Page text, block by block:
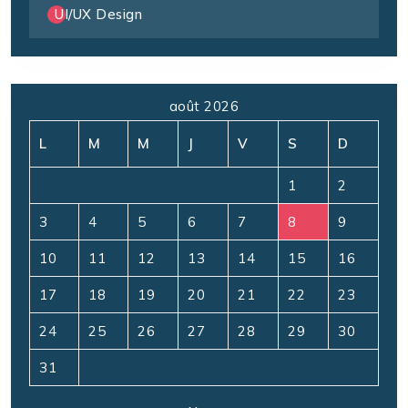
UI/UX Design
août 2026
L M M J V S D
1 2
3 4 5 6 7 8 9
10 11 12 13 14 15 16
17 18 19 20 21 22 23
24 25 26 27 28 29 30
31